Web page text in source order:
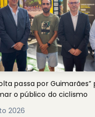
passa por
o público do ciclismo
2026